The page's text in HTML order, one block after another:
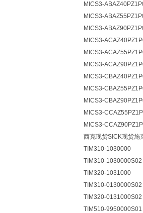
MICS3-
MICS3-
MICS3-
MICS3-
MICS3-
MICS3-
MICS3-
MICS3-
MICS3-
MICS3-
MICS3-
西克现货SICK现货施
TIM310-1030000
TIM310-1030000S02
TIM320-1031000
TIM310-0130000S02
TIM320-0131000S02
TIM510-9950000S01